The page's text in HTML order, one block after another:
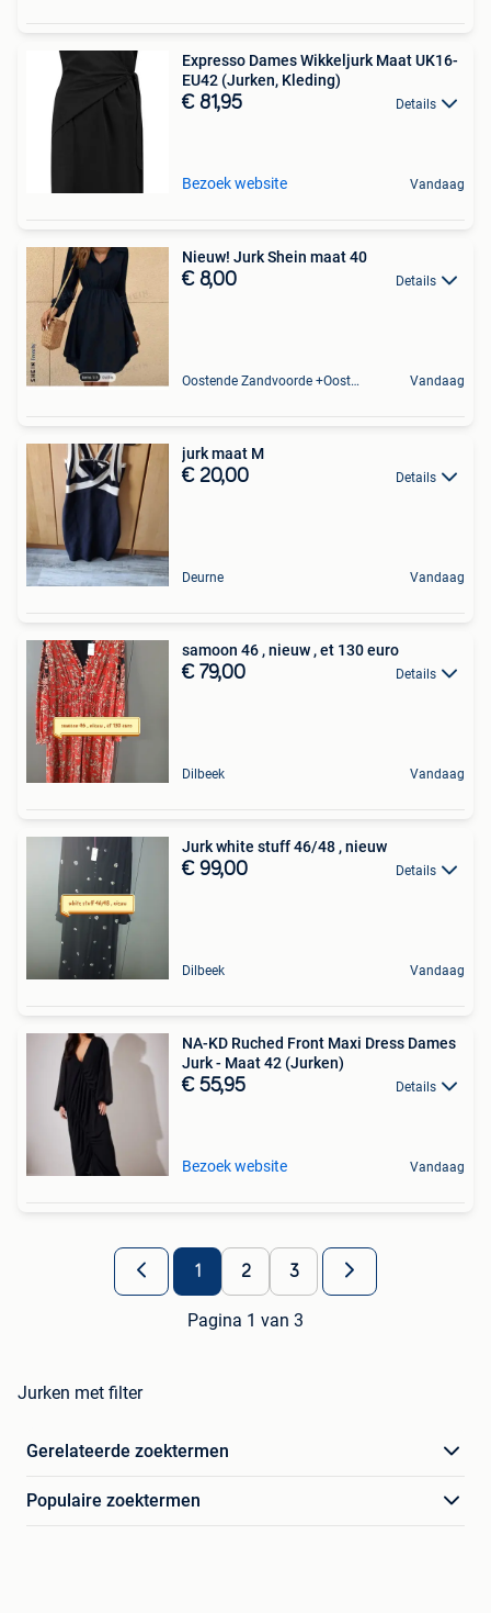
Expresso Dames Wikkeljurk Maat UK16-
EU42 (Jurken, Kleding)
€ 81,95 Details
Bezoek website Vandaag
Nieuw! Jurk Shein maat 40
€ 8,00 Details
Oostende Zandvoorde +Oostende Vandaag
jurk maat M
€ 20,00 Details
Deurne Vandaag
samoon 46 , nieuw , et 130 euro
€ 79,00 Details
Dilbeek Vandaag
Jurk white stuff 46/48 , nieuw
€ 99,00 Details
Dilbeek Vandaag
NA-KD Ruched Front Maxi Dress Dames
Jurk - Maat 42 (Jurken)
€ 55,95 Details
Bezoek website Vandaag
1 2 3
Pagina 1 van 3
Jurken met filter
Gerelateerde zoektermen
Populaire zoektermen